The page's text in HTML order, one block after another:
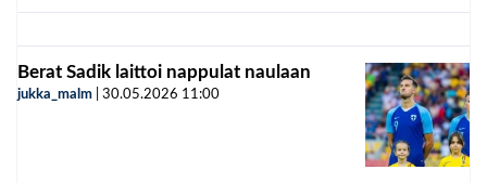
Berat Sadik laittoi nappulat naulaan
jukka_malm 30.05.2026 11:00